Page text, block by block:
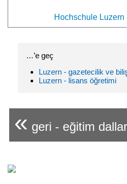
Hochschule Luzern -
…’e geç
Luzern - gazetecilik ve
Luzern - lisans öğretimi
« geri - eğitim